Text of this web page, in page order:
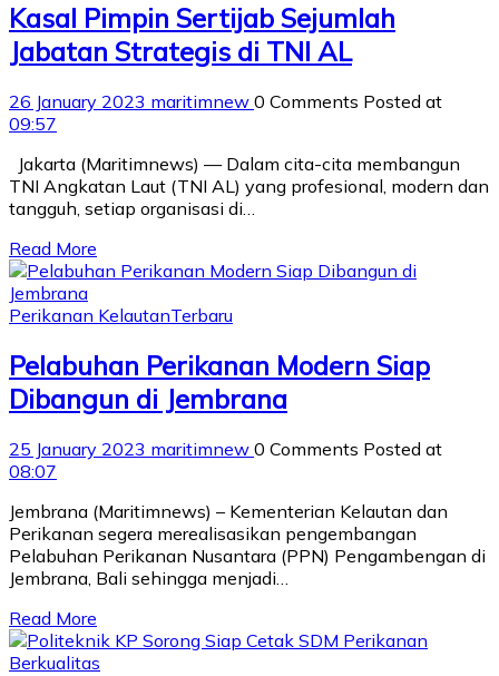
Kasal Pimpin Sertijab Sejumlah
Jabatan Strategis di TNI AL
26 January 2023 maritimnew 0 Comments Posted at
09:57
Jakarta (Maritimnews) — Dalam cita-cita membangun
TNI Angkatan Laut (TNI AL) yang profesional, modern dan
tangguh, setiap organisasi di…
Read More
Perikanan KelautanTerbaru
Pelabuhan Perikanan Modern Siap
Dibangun di Jembrana
25 January 2023 maritimnew 0 Comments Posted at
08:07
Jembrana (Maritimnews) – Kementerian Kelautan dan
Perikanan segera merealisasikan pengembangan
Pelabuhan Perikanan Nusantara (PPN) Pengambengan di
Jembrana, Bali sehingga menjadi…
Read More